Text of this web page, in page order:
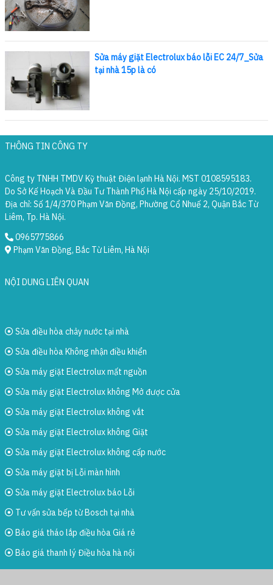
Sửa máy giặt Electrolux báo lỗi EC 24/7_Sửa
tại nhà 15p là có
THÔNG TIN CÔNG TY
Công ty TNHH TMDV Kỹ thuật Điện lạnh Hà Nội. MST 0108595183.
Do Sở Kế Hoạch Và Đầu Tư Thành Phố Hà Nội cấp ngày 25/10/2019.
Địa chỉ: Số 1/4/370 Phạm Văn Đồng, Phường Cổ Nhuế 2, Quận Bắc Từ
Liêm, Tp. Hà Nội.
0965775866
Phạm Văn Đồng, Bắc Từ Liêm, Hà Nội
NỘI DUNG LIÊN QUAN
Sửa điều hòa chảy nước tại nhà
Sửa điều hòa Không nhận điều khiển
Sửa máy giặt Electrolux mất nguồn
Sửa máy giặt Electrolux không Mở được cửa
Sửa máy giặt Electrolux không vắt
Sửa máy giặt Electrolux không Giặt
Sửa máy giặt Electrolux không cấp nước
Sửa máy giặt bị Lỗi màn hình
Sửa máy giặt Electrolux báo Lỗi
Tư vấn sửa bếp từ Bosch tại nhà
Báo giá tháo lắp điều hòa Giá rẻ
Báo giá thanh lý Điều hòa hà nội